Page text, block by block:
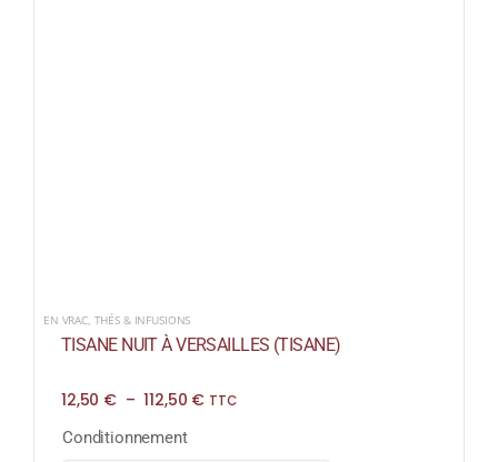
EN VRAC, THÉS & INFUSIONS
TISANE NUIT À VERSAILLES (TISANE)
12,50 € – 112,50 €Plage
TTC
Conditionnement